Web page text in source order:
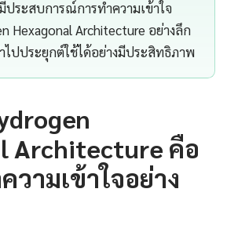
ระสบการณ์การทำความเข้าใจ
Hexagonal Architecture อย่างลึก
ปประยุกต์ใช้ได้อย่างมีประสิทธิภาพ
Architecture คือ
วามเข้าใจอย่าง